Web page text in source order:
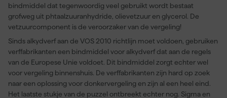
bindmiddel dat tegenwoordig veel gebruikt wordt bestaat
grofweg uit phtaalzuuranhydride, olievetzuur en glycerol. De
vetzuurcomponent is de veroorzaker van de vergeling!
Sinds alkydverf aan de VOS 2010 richtlijn moet voldoen, gebruiken
verffabrikanten een bindmiddel voor alkydverf dat aan de regels
van de Europese Unie voldoet. Dit bindmiddel zorgt echter wel
voor vergeling binnenshuis. De verffabrikanten zijn hard op zoek
naar een oplossing voor donkervergeling en zijn al een heel eind.
Het laatste stukje van de puzzel ontbreekt echter nog. Sigma en